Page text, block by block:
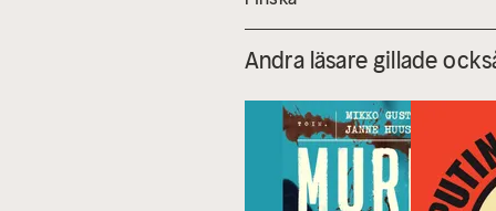
Andra läsare gillade